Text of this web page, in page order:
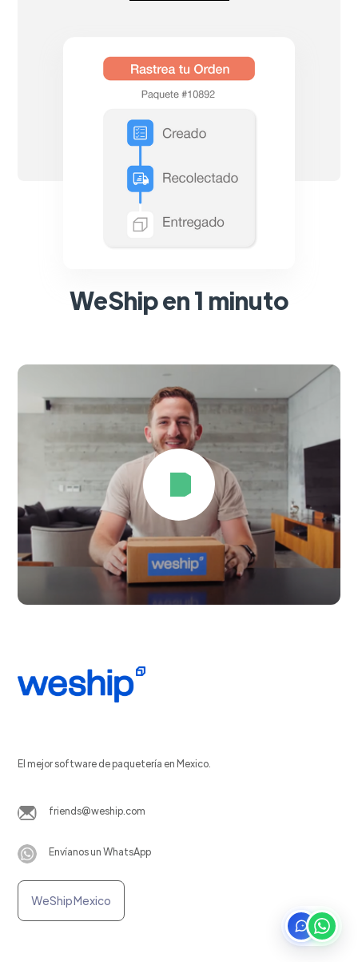
WeShip en 1 minuto
El mejor software de paquetería en Mexico.
friends@weship.com
Envíanos un WhatsApp
WeShip Mexico